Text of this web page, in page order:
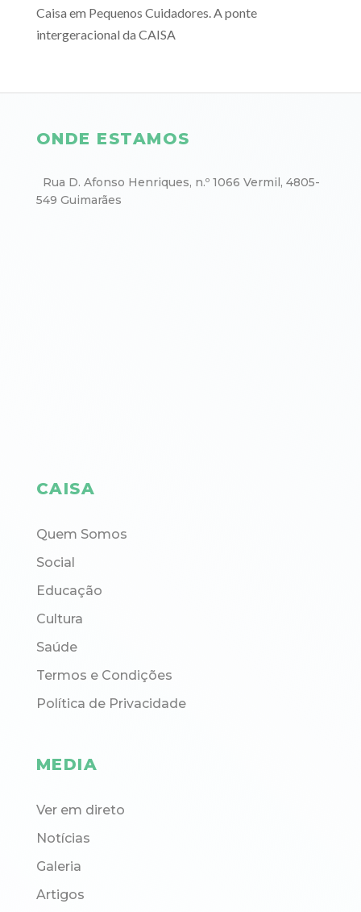
Caisa em Pequenos Cuidadores. A ponte
intergeracional da CAISA
ONDE ESTAMOS
Rua D. Afonso Henriques, n.º 1066 Vermil, 4805-
549 Guimarães
CAISA
Quem Somos
Social
Educação
Cultura
Saúde
Termos e Condições
Política de Privacidade
MEDIA
Ver em direto
Notícias
Galeria
Artigos